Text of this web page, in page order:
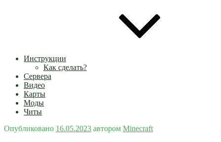
Инструкции
Как сделать?
Сервера
Видео
Карты
Моды
Читы
Опубликовано 16.05.2023 автором Minecraft